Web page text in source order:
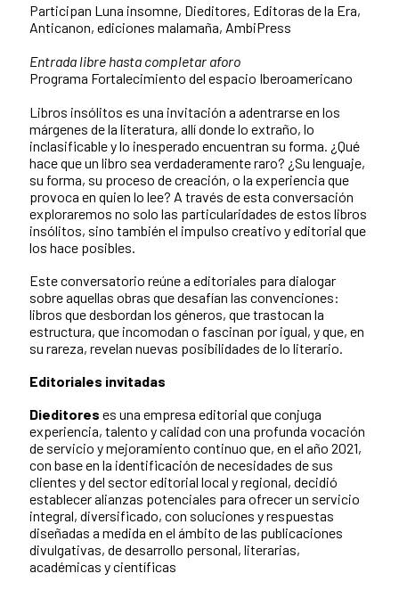
Participan Luna insomne, Dieditores, Editoras de la Era,
Anticanon, ediciones malamaña, AmbiPress
Entrada libre hasta completar aforo
Programa Fortalecimiento del espacio Iberoamericano
Libros insólitos es una invitación a adentrarse en los
márgenes de la literatura, allí donde lo extraño, lo
inclasificable y lo inesperado encuentran su forma. ¿Qué
hace que un libro sea verdaderamente raro? ¿Su lenguaje,
su forma, su proceso de creación, o la experiencia que
provoca en quien lo lee? A través de esta conversación
exploraremos no solo las particularidades de estos libros
insólitos, sino también el impulso creativo y editorial que
los hace posibles.
Este conversatorio reúne a editoriales para dialogar
sobre aquellas obras que desafían las convenciones:
libros que desbordan los géneros, que trastocan la
estructura, que incomodan o fascinan por igual, y que, en
su rareza, revelan nuevas posibilidades de lo literario.
Editoriales invitadas
Dieditores es una empresa editorial que conjuga
experiencia, talento y calidad con una profunda vocación
de servicio y mejoramiento continuo que, en el año 2021,
con base en la identificación de necesidades de sus
clientes y del sector editorial local y regional, decidió
establecer alianzas potenciales para ofrecer un servicio
integral, diversificado, con soluciones y respuestas
diseñadas a medida en el ámbito de las publicaciones
divulgativas, de desarrollo personal, literarias,
académicas y científicas